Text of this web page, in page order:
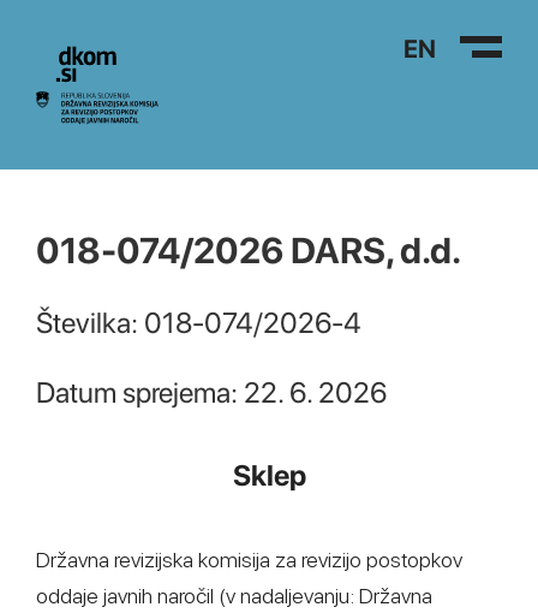
Na vsebino EN
018-074/2026 DARS, d.d.
Številka: 018-074/2026-4
Datum sprejema: 22. 6. 2026
Sklep
Državna revizijska komisija za revizijo postopkov
oddaje javnih naročil (v nadaljevanju: Državna